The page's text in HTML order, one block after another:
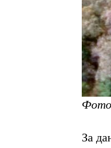
За